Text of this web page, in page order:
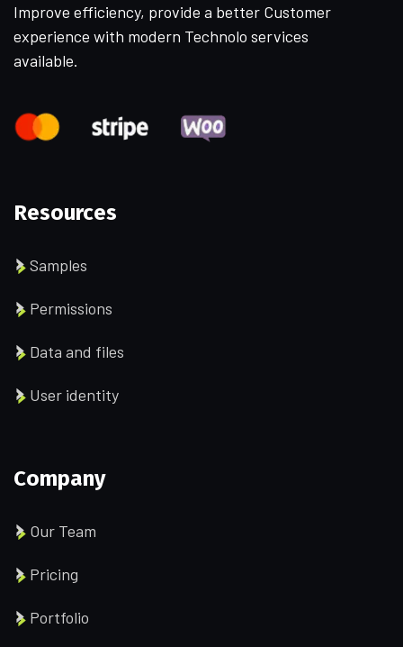
Improve efficiency, provide a better Customer
experience with modern Technolo services
available.
Resources
Samples
Permissions
Data and files
User identity
Company
Our Team
Pricing
Portfolio